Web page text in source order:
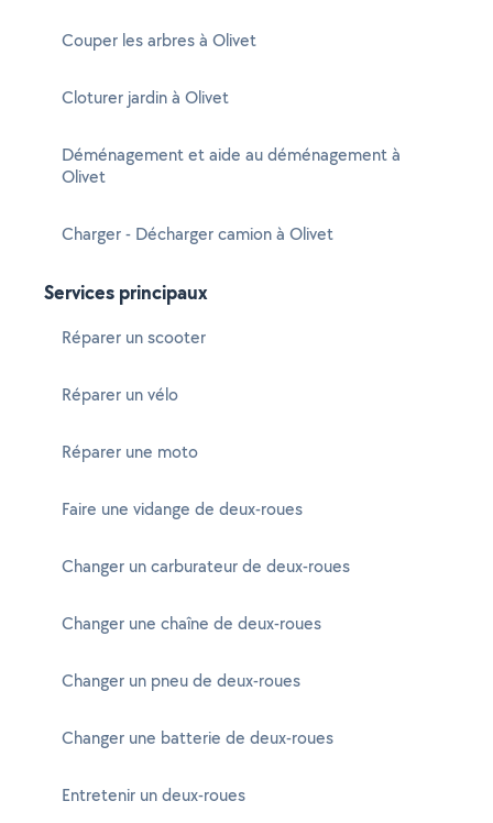
Couper les arbres à Olivet
Cloturer jardin à Olivet
Déménagement et aide au déménagement à
Olivet
Charger - Décharger camion à Olivet
Services principaux
Réparer un scooter
Réparer un vélo
Réparer une moto
Faire une vidange de deux-roues
Changer un carburateur de deux-roues
Changer une chaîne de deux-roues
Changer un pneu de deux-roues
Changer une batterie de deux-roues
Entretenir un deux-roues